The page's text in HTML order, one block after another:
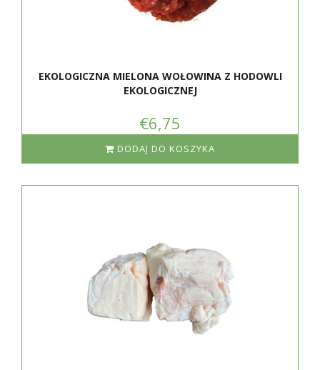
EKOLOGICZNA MIELONA WOŁOWINA Z HODOWLI
EKOLOGICZNEJ
€6,75
DODAJ DO KOSZYKA